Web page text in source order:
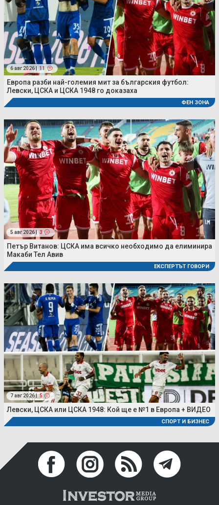
6 авг 2026 | 11
Европа разби най-големия мит за българския футбол:
Левски, ЦСКА и ЦСКА 1948 го доказаха
ФЕН ЗОНА
5 авг 2026 | 3
Петър Витанов: ЦСКА има всичко необходимо да елиминира
Макаби Тел Авив
ЕКСПЕРТЪТ ГОВОРИ
7 авг 2026 | 5
Левски, ЦСКА или ЦСКА 1948: Кой ще е №1 в Европа + ВИДЕО
СПОРТ И БИЗНЕС